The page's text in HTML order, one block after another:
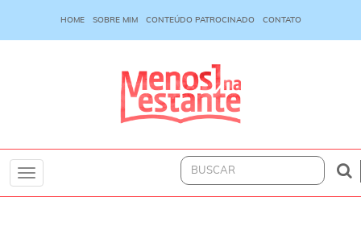
HOME SOBRE MIM CONTEÚDO PATROCINADO CONTATO
Toggle